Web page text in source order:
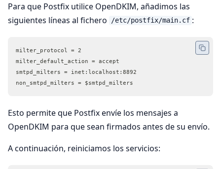
Para que Postfix utilice OpenDKIM, añadimos las
siguientes líneas al fichero
/etc/postfix/main.cf :
milter_protocol = 2
milter_default_action = accept
smtpd_milters = inet:localhost:8892
non_smtpd_milters = $smtpd_milters
Esto permite que Postfix envíe los mensajes a
OpenDKIM para que sean firmados antes de su envío.
A continuación, reiniciamos los servicios: